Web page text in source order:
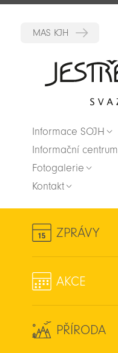
Informace SOJH
Informační centrum
Fotogalerie
Kontakt
ZPRÁVY
AKCE
PŘÍRODA